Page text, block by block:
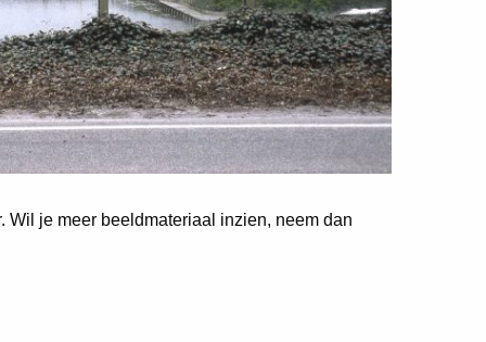
Wil je meer beeldmateriaal inzien, neem dan